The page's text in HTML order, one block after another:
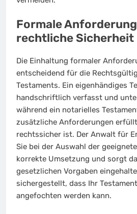
Formale
rechtliche Sicherheit
Die Einhaltung formaler
entscheidend für die
Testaments. Ein eigenhändiges
handschriftlich verfasst und
während ein notarielles
zusätzliche Anforderungen
rechtssicher ist. Der Anwalt für
Sie bei der Auswahl der
korrekte Umsetzung und sorgt
gesetzlichen Vorgaben
sichergestellt, dass Ihr
angefochten werden kann.